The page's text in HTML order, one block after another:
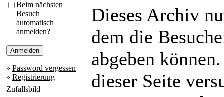
Beim nächsten
Besuch
automatisch
anmelden?
» Password vergessen
» Registrierung
Zufallsbild
Dieses Archiv
dem die
abgeben
dieser Seite